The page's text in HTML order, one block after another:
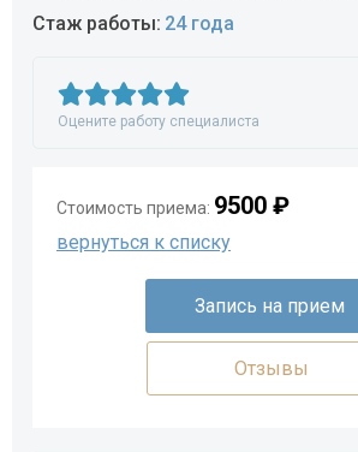
Стаж работы: 24 года
Оцените работу специалиста
Стоимость приема: 9500 ₽
вернуться к списку
Запись на прием
Отзывы